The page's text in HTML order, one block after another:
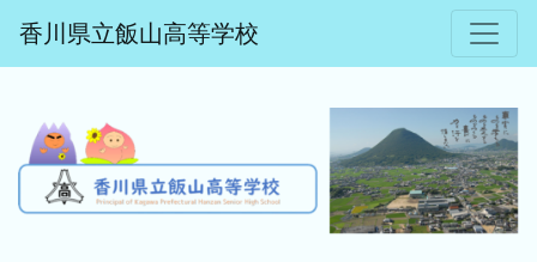
香川県立飯山高等学校